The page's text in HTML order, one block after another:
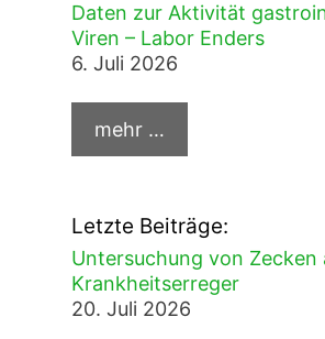
Daten zur Aktivität
Viren – Labor Enders
6. Juli 2026
Letzte Beiträge:
Untersuchung von Zecken
Krankheitserreger
20. Juli 2026